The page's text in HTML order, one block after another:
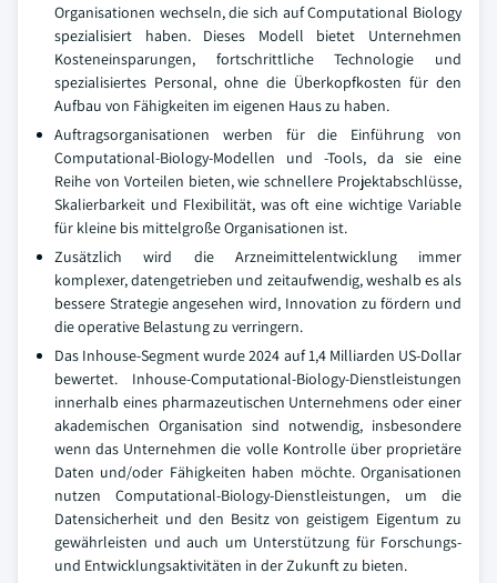
Organisationen wechseln, die sich auf Computational Biology
spezialisiert haben. Dieses Modell bietet Unternehmen
Kosteneinsparungen, fortschrittliche Technologie und
spezialisiertes Personal, ohne die Überkopfkosten für den
Aufbau von Fähigkeiten im eigenen Haus zu haben.
Auftragsorganisationen werben für die Einführung von
Computational-Biology-Modellen und -Tools, da sie eine
Reihe von Vorteilen bieten, wie schnellere Projektabschlüsse,
Skalierbarkeit und Flexibilität, was oft eine wichtige Variable
für kleine bis mittelgroße Organisationen ist.
Zusätzlich wird die Arzneimittelentwicklung immer
komplexer, datengetrieben und zeitaufwendig, weshalb es als
bessere Strategie angesehen wird, Innovation zu fördern und
die operative Belastung zu verringern.
Das Inhouse-Segment wurde 2024 auf 1,4 Milliarden US-Dollar
bewertet. Inhouse-Computational-Biology-Dienstleistungen
innerhalb eines pharmazeutischen Unternehmens oder einer
akademischen Organisation sind notwendig, insbesondere
wenn das Unternehmen die volle Kontrolle über proprietäre
Daten und/oder Fähigkeiten haben möchte. Organisationen
nutzen Computational-Biology-Dienstleistungen, um die
Datensicherheit und den Besitz von geistigem Eigentum zu
gewährleisten und auch um Unterstützung für Forschungs-
und Entwicklungsaktivitäten in der Zukunft zu bieten.